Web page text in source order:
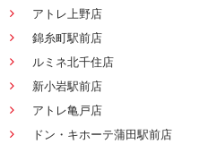
アトレ上野店
錦糸町駅前店
ルミネ北千住店
新小岩駅前店
アトレ亀戸店
ドン・キホーテ蒲田駅前店